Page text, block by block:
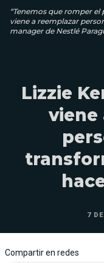
“Tenemos que romper
viene a reemplazar
manager de Nestlé
Lizzie
viene
7
Compartir en redes